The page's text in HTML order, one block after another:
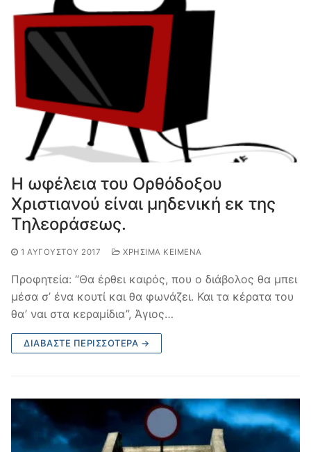
Η ωφέλεια του Ορθόδοξου
Χριστιανού είναι μηδενική εκ της
Τηλεοράσεως.
1 ΑΥΓΟΎΣΤΟΥ 2017 ΧΡΉΣΙΜΑ ΚΕΊΜΕΝΑ
Προφητεία: “Θα έρθει καιρός, που ο διάβολος θα μπει
μέσα σ’ ένα κουτί και θα φωνάζει. Και τα κέρατα του
θα’ ναι στα κεραμίδια”, Άγιος…
ΔΙΑΒΆΣΤΕ ΠΕΡΙΣΣΌΤΕΡΑ →